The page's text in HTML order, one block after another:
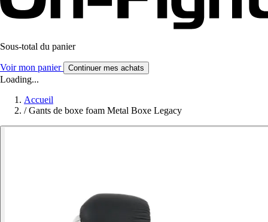
Sous-total du panier
Voir mon panier Continuer mes achats
Loading...
Accueil
/ Gants de boxe foam Metal Boxe Legacy